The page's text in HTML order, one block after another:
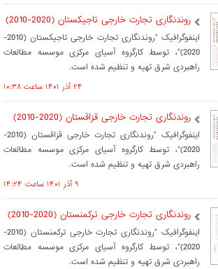
روندنگاری تجارت خارجی تاجیکستان (2020-2010)
اینفوگرافیک "روندنگاری تجارت خارجی تاجیکستان (2010-
2020)"، توسط کارگروه آسیای مرکزی موسسه مطالعات
راهبردی شرق تهیه و تنظیم شده است.
۲۴ آذر ۱۴۰۱ ساعت ۱۰:۳۸
روندنگاری تجارت خارجی قزاقستان (2020-2010)
اینفوگرافیک "روندنگاری تجارت خارجی قزاقستان (2010-
2020)"، توسط کارگروه آسیای مرکزی موسسه مطالعات
راهبردی شرق تهیه و تنظیم شده است.
۹ آذر ۱۴۰۱ ساعت ۱۴:۲۴
روندنگاری تجارت خارجی ترکمنستان (2020-2010)
اینفوگرافیک "روندنگاری تجارت خارجی ترکمنستان (2010-
2020)"، توسط کارگروه آسیای مرکزی موسسه مطالعات
راهبردی شرق تهیه و تنظیم شده است.